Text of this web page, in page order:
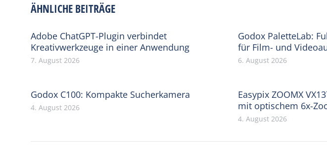
ÄHNLICHE BEITRÄGE
Adobe ChatGPT-Plugin verbindet
Kreativwerkzeuge in einer Anwendung
7. August 2026
Godox PaletteLab:
für Film- und
6. August 2026
Godox C100: Kompakte Sucherkamera
4. August 2026
Easypix ZOOMX
mit optischem 6x-
4. August 2026